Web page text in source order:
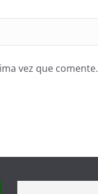
vez que comente.